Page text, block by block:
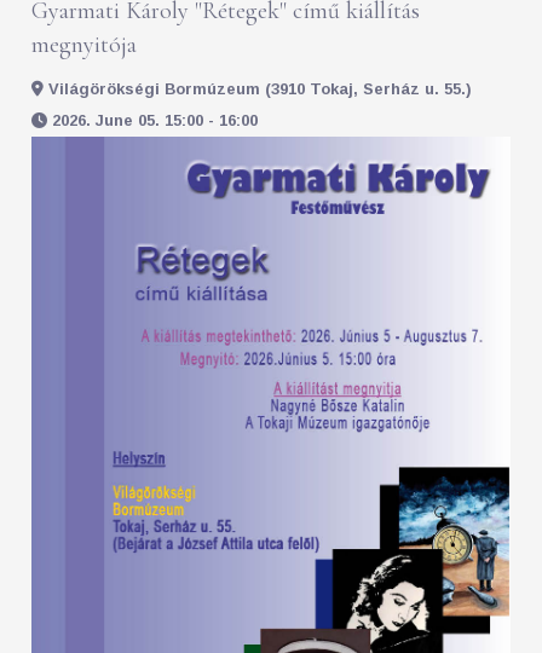
Gyarmati Károly "Rétegek" című kiállítás
megnyitója
Világörökségi Bormúzeum (3910 Tokaj, Serház u. 55.)
2026. June 05. 15:00 - 16:00